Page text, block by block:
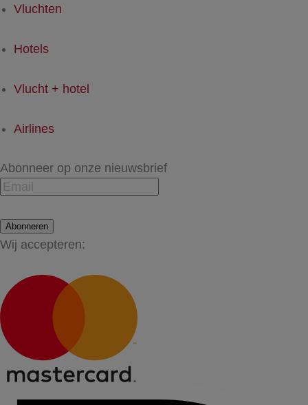
Vluchten
Hotels
Vlucht + hotel
Airlines
Abonneer op onze nieuwsbrief
Abonneren
Wij accepteren: